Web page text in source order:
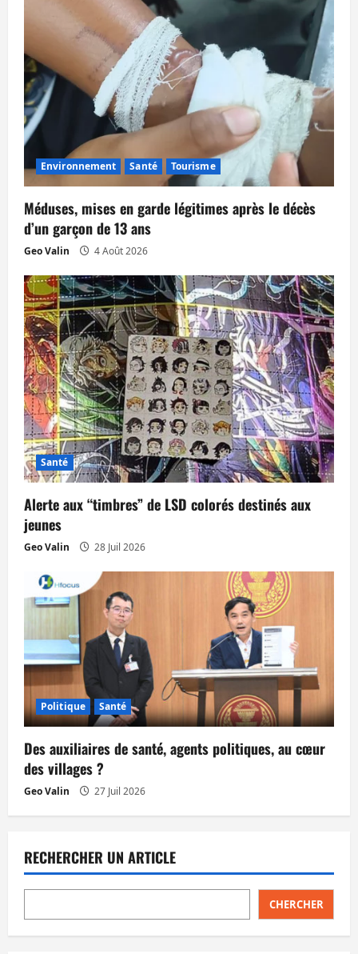
o
n
d
’
a
r
t
i
c
l
e
Environnement Santé Tourisme
Méduses, mises en garde légitimes après le décès
d’un garçon de 13 ans
Geo Valin 4 Août 2026
Santé
Alerte aux “timbres” de LSD colorés destinés aux
jeunes
Geo Valin 28 Juil 2026
Politique Santé
Des auxiliaires de santé, agents politiques, au cœur
des villages ?
Geo Valin 27 Juil 2026
RECHERCHER UN ARTICLE
CHERCHER